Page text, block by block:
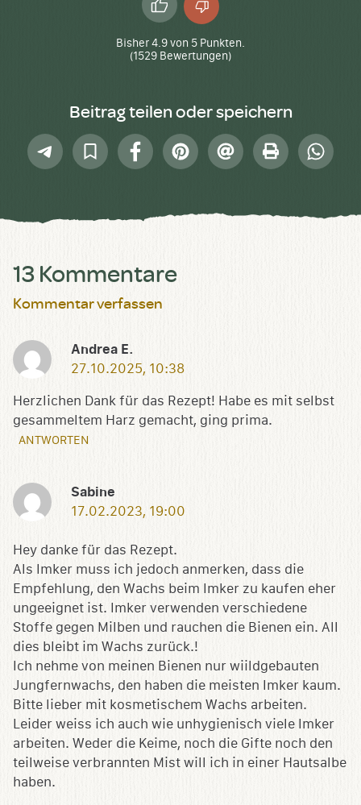
Daumen
hoch
Daumen
runter
Bisher4.9von 5 Punkten.
(1529 Bewertungen)
Beitrag teilen oder speichern
Telegram
In
Sammlung
FacebookPinterest
E-
Mail
Drucken
13 Kommentare
Kommentar verfassen
Andrea E.
27.10.2025, 10:38
Herzlichen Dank für das Rezept! Habe es mit selbst
gesammeltem Harz gemacht, ging prima.
ANTWORTEN
Sabine
17.02.2023, 19:00
Hey danke für das Rezept.
Als Imker muss ich jedoch anmerken, dass die
Empfehlung, den Wachs beim Imker zu kaufen eher
ungeeignet ist. Imker verwenden verschiedene
Stoffe gegen Milben und rauchen die Bienen ein. All
dies bleibt im Wachs zurück.!
Ich nehme von meinen Bienen nur wiildgebauten
Jungfernwachs, den haben die meisten Imker kaum.
Bitte lieber mit kosmetischem Wachs arbeiten.
Leider weiss ich auch wie unhygienisch viele Imker
arbeiten. Weder die Keime, noch die Gifte noch den
teilweise verbrannten Mist will ich in einer Hautsalbe
haben.